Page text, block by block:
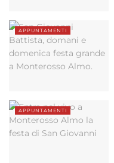
APPUNTAMENTI
APPUNTAMENTI